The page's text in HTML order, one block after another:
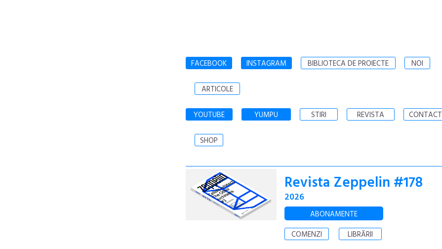
FACEBOOK INSTAGRAM BIBLIOTECA DE PROIECTE NOI
ARTICOLE
YOUTUBE YUMPU STIRI REVISTA CONTACT
SHOP
Revista Zeppelin #178
2026
ABONAMENTE
COMENZI
LIBRĂRII